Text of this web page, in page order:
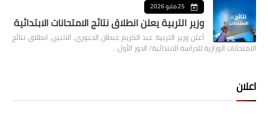
25 مايو 2026
وزير التربية يعلن انطلاق نتائج الامتحانات الابتدائية
أعلن وزير التربية عبد الكريم عبطان الجبوري، الاثنين، انطلاق نتائج
الامتحانات الوزارية للدراسة الابتدائية/ الدور الأول…
اعلان